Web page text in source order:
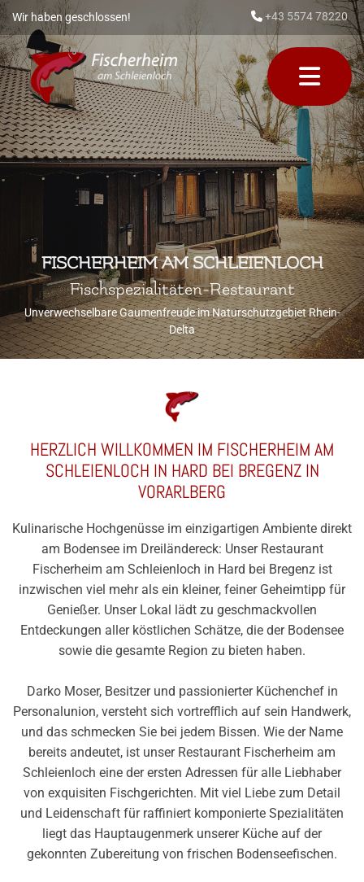
Wir haben geschlossen!  +43 5574 78220
FISCHERHEIM AM SCHLEIENLOCH
Fischspezialitäten-Restaurant
Unverwechselbare Gaumenfreude im Naturschutzgebiet Rhein-
Delta
HERZLICH WILLKOMMEN IM FISCHERHEIM AM
SCHLEIENLOCH IN HARD BEI BREGENZ IN
VORARLBERG
Kulinarische Hochgenüsse im einzigartigen Ambiente direkt
am Bodensee im Dreiländereck: Unser Restaurant
Fischerheim am Schleienloch in Hard bei Bregenz ist
inzwischen viel mehr als ein kleiner, feiner Geheimtipp für
Genießer. Unser Lokal lädt zu geschmackvollen
Entdeckungen aller köstlichen Schätze, die der Bodensee
sowie die gesamte Region zu bieten haben.
Darko Moser, Besitzer und passionierter Küchenchef in
Personalunion, versteht sich vortrefflich auf sein Handwerk,
und das schmecken Sie bei jedem Bissen. Wie der Name
bereits andeutet, ist unser Restaurant Fischerheim am
Schleienloch eine der ersten Adressen für alle Liebhaber
von exquisiten Fischgerichten. Mit viel Liebe zum Detail
und Leidenschaft für raffiniert komponierte Spezialitäten
liegt das Hauptaugenmerk unserer Küche auf der
gekonnten Zubereitung von frischen Bodenseefischen.